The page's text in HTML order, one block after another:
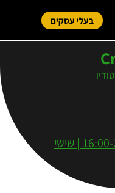
בעלי עסקים
חמישי 06:00-10:00 , 16:00-22:00 | שישי